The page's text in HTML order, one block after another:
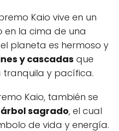
Kaio vive en un
en la cima de una
planeta es hermoso y
y cascadas que
y pacífica.
Kaio, también se
árbol sagrado, el cual
de vida y energía.